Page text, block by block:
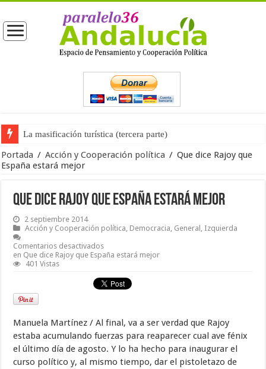
La masificación turística (tercera parte)
Portada / Acción y Cooperación política / Que dice Rajoy que
España estará mejor
Que dice Rajoy que España estará mejor
2 septiembre 2014
Acción y Cooperación política, Democracia, General , Izquierda
Comentarios desactivados
en Que dice Rajoy que España estará mejor
401 Vistas
Manuela Martínez / Al final, va a ser verdad que Rajoy
estaba acumulando fuerzas para reaparecer cual ave fénix
el último día de agosto. Y lo ha hecho para inaugurar el
curso político y, al mismo tiempo, dar el pistoletazo de